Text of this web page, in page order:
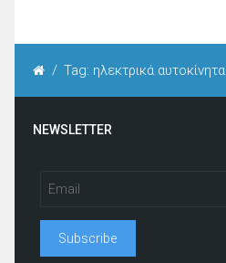
/ Tag: ηλεκτρικά αυτοκίνητα
NEWSLETTER